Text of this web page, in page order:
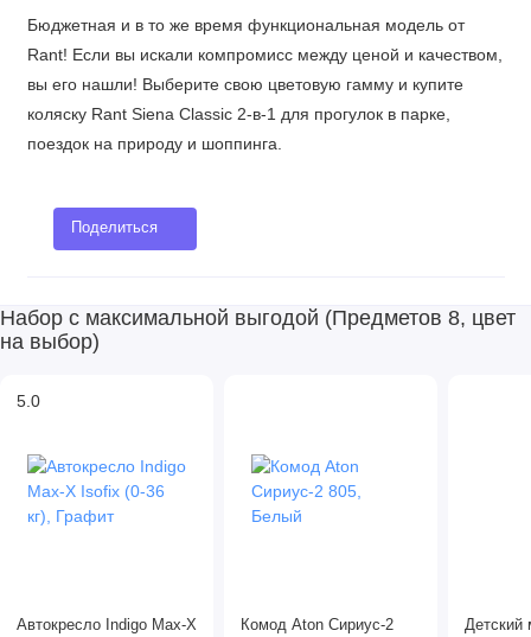
Бюджетная и в то же время функциональная модель от
Rant! Если вы искали компромисс между ценой и качеством,
вы его нашли! Выберите свою цветовую гамму и купите
коляску Rant Siena Classic 2-в-1 для прогулок в парке,
поездок на природу и шоппинга.
Поделиться
Набор с максимальной выгодой (Предметов 8, цвет
на выбор)
5.0
Автокресло Indigo Max-X
Комод Aton Сириус-2
Детский